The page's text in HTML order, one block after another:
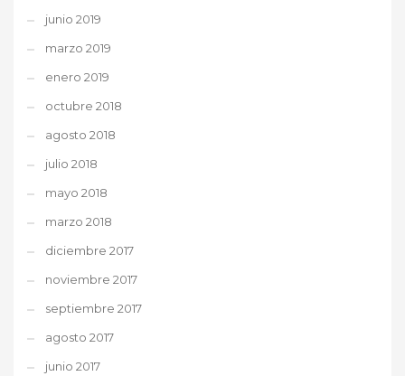
junio 2019
marzo 2019
enero 2019
octubre 2018
agosto 2018
julio 2018
mayo 2018
marzo 2018
diciembre 2017
noviembre 2017
septiembre 2017
agosto 2017
junio 2017